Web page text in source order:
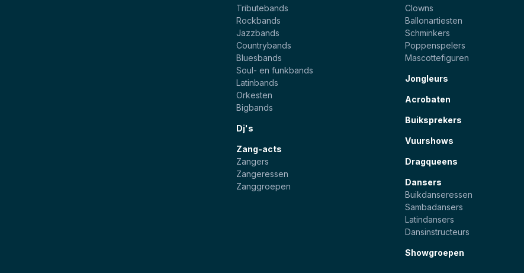
Tributebands
Rockbands
Jazzbands
Countrybands
Bluesbands
Soul- en funkbands
Latinbands
Orkesten
Bigbands
Dj's
Zang-acts
Zangers
Zangeressen
Zanggroepen
Clowns
Ballonartiesten
Schminkers
Poppenspelers
Mascottefiguren
Jongleurs
Acrobaten
Buiksprekers
Vuurshows
Dragqueens
Dansers
Buikdanseressen
Sambadansers
Latindansers
Dansinstructeurs
Showgroepen